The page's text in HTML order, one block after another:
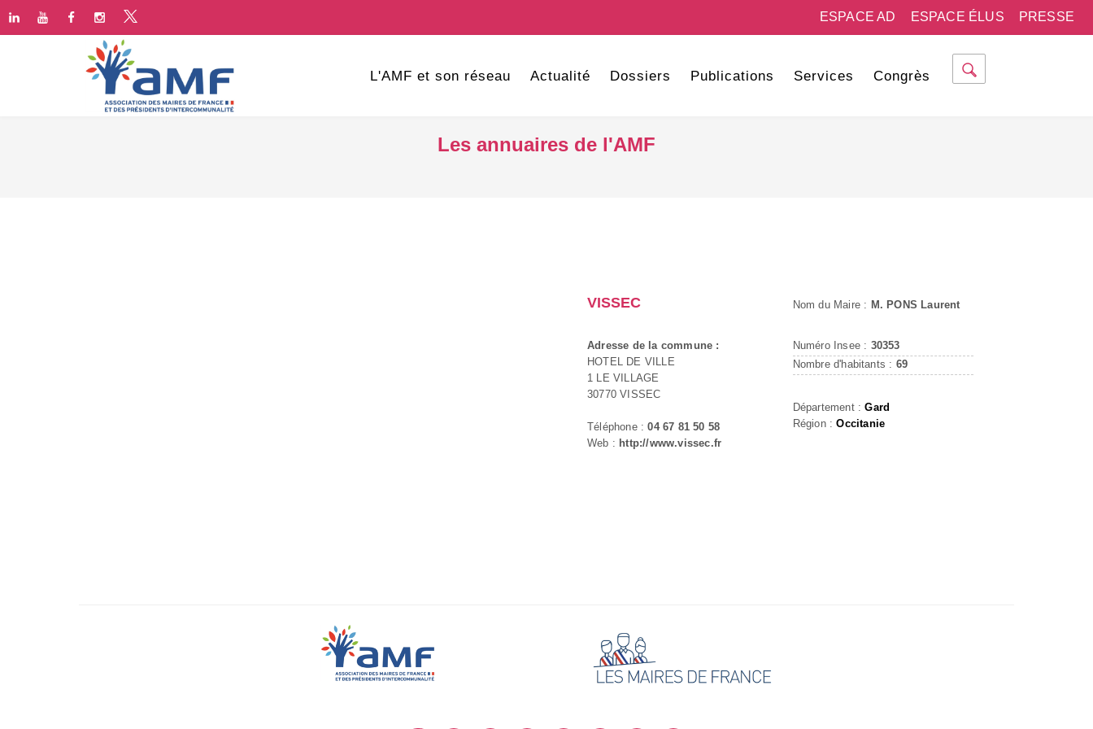
PRESSE
ESPACE ÉLUS
ESPACE AD
L'AMF et son réseau Actualité Dossiers Publications Services Congrès
Les annuaires de l'AMF
VISSEC
Adresse de la commune :
HOTEL DE VILLE
1 LE VILLAGE
30770 VISSEC
Téléphone :04 67 81 50 58
Web : http://www.vissec.fr
Nom du Maire : M. PONS Laurent
Numéro Insee : 30353
Nombre d'habitants : 69
Département :Gard
Région :Occitanie